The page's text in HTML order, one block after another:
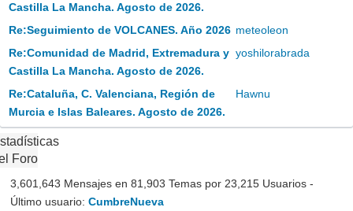
Castilla La Mancha. Agosto de 2026.
Re:Seguimiento de VOLCANES. Año 2026 meteoleon
Re:Comunidad de Madrid, Extremadura y
Castilla La Mancha. Agosto de 2026.
yoshilorabrada
Re:Cataluña, C. Valenciana, Región de
Murcia e Islas Baleares. Agosto de 2026.
Hawnu
Foro
3,601,643 Mensajes en 81,903 Temas por 23,215 Usuarios -
Último usuario: CumbreNueva